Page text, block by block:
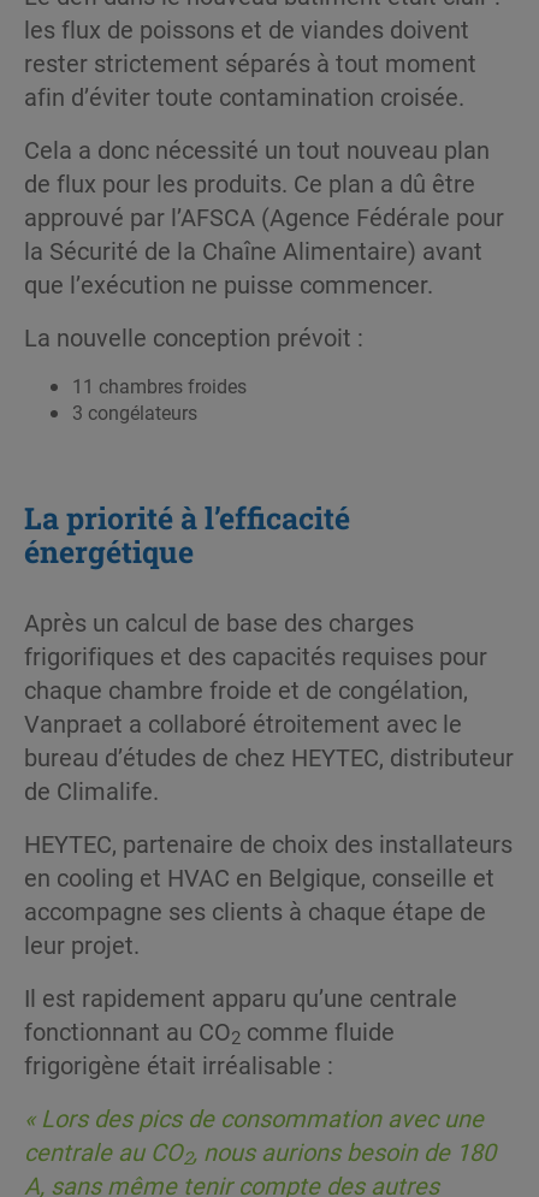
les flux de poissons et de viandes doivent
rester strictement séparés à tout moment
afin d’éviter toute contamination croisée.
Cela a donc nécessité un tout nouveau plan
de flux pour les produits. Ce plan a dû être
approuvé par l’AFSCA (Agence Fédérale pour
la Sécurité de la Chaîne Alimentaire) avant
que l’exécution ne puisse commencer.
La nouvelle conception prévoit :
11 chambres froides
3 congélateurs
La priorité à l’efficacité
énergétique
Après un calcul de base des charges
frigorifiques et des capacités requises pour
chaque chambre froide et de congélation,
Vanpraet a collaboré étroitement avec le
bureau d’études de chez HEYTEC, distributeur
de Climalife.
HEYTEC, partenaire de choix des installateurs
en cooling et HVAC en Belgique, conseille et
accompagne ses clients à chaque étape de
leur projet.
Il est rapidement apparu qu’une centrale
fonctionnant au CO2 comme fluide
frigorigène était irréalisable :
« Lors des pics de consommation avec une
centrale au CO2, nous aurions besoin de 180
A, sans même tenir compte des autres